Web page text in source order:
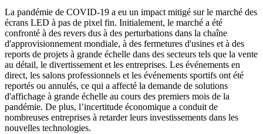
La pandémie de COVID-19 a eu un impact mitigé sur le marché des
écrans LED à pas de pixel fin. Initialement, le marché a été
confronté à des revers dus à des perturbations dans la chaîne
d'approvisionnement mondiale, à des fermetures d'usines et à des
reports de projets à grande échelle dans des secteurs tels que la vente
au détail, le divertissement et les entreprises. Les événements en
direct, les salons professionnels et les événements sportifs ont été
reportés ou annulés, ce qui a affecté la demande de solutions
d'affichage à grande échelle au cours des premiers mois de la
pandémie. De plus, l’incertitude économique a conduit de
nombreuses entreprises à retarder leurs investissements dans les
nouvelles technologies.